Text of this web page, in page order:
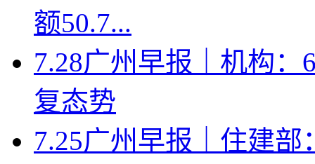
额50.7...
7.28广州早报｜机构
复态势
7.25广州早报｜住建